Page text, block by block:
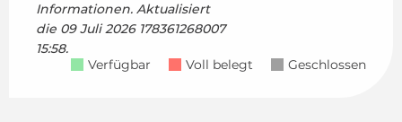
Informationen. Aktualisiert
die 09 Juli 2026 178361268007
15:58.
Verfügbar
Voll belegt Geschlossen